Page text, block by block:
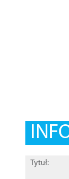
Tytuł: